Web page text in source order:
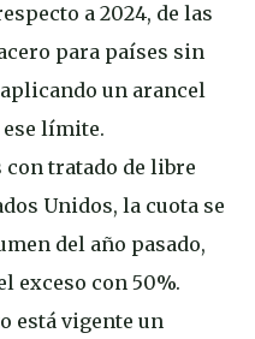
a 2024, de las
para países sin
un arancel
ese límite.
tratado de libre
Unidos, la cuota se
del año pasado,
exceso con 50%.
está vigente un